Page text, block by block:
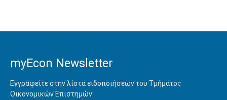
myEcon Newsletter
Εγγραφείτε στην λίστα ειδοποιήσεων του Τμήματος
Οικονομικών Επιστημών.